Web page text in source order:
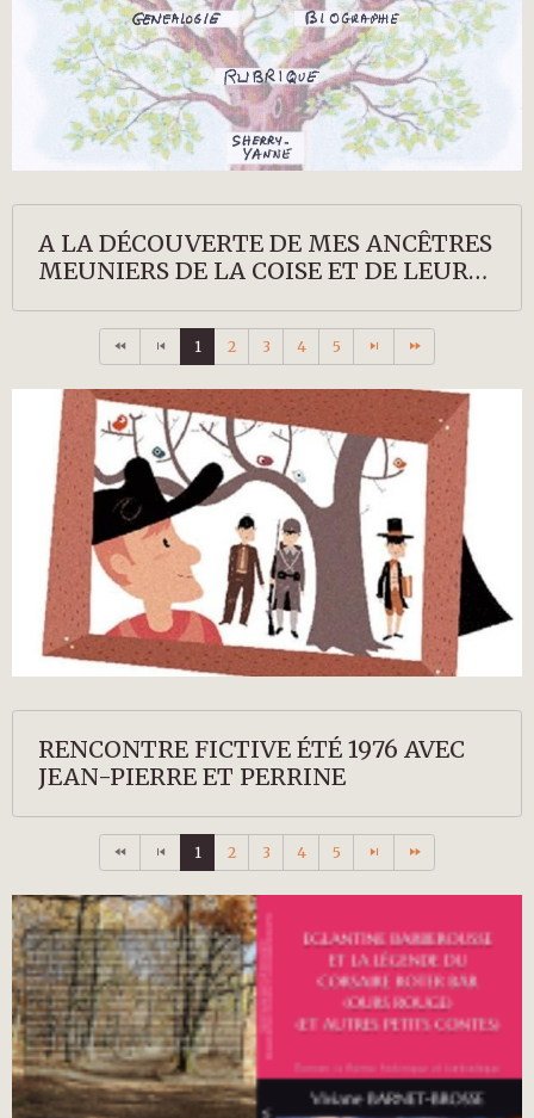
A LA DÉCOUVERTE DE MES ANCÊTRES
MEUNIERS DE LA COISE ET DE LEURS
1 2 3 4 5
RENCONTRE FICTIVE ÉTÉ 1976 AVEC
JEAN-PIERRE ET PERRINE
1 2 3 4 5